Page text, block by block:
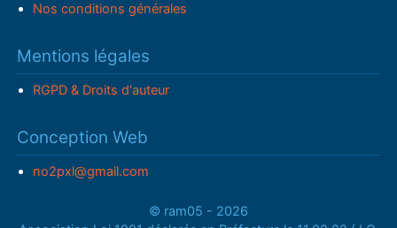
Nos conditions générales
Mentions légales
RGPD & Droits d'auteur
Conception Web
no2pxl@gmail.com
© ram05 - 2026